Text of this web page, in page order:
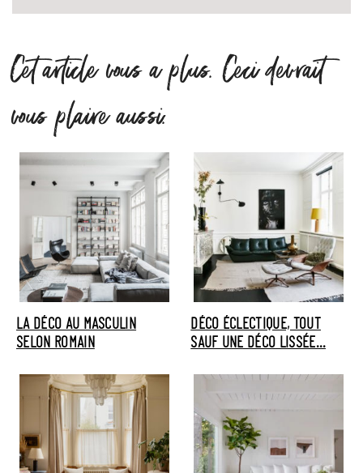
Cet article vous a plus. Ceci devrait
vous plaire aussi.
LA DÉCO AU MASCULIN
SELON ROMAIN
DÉCO ÉCLECTIQUE, TOUT
SAUF UNE DÉCO LISSÉE…